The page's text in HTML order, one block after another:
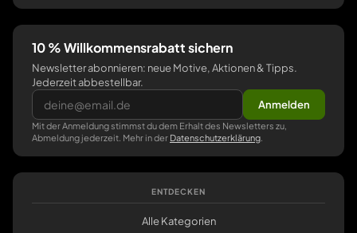
10 % Willkommensrabatt sichern
Newsletter abonnieren: neue Motive, Aktionen & Tipps.
Jederzeit abbestellbar.
Anmelden
Mit der Anmeldung stimmst du dem Erhalt des Newsletters zu,
Abmeldung jederzeit. Mehr in der Datenschutzerklärung
ENTDECKEN
Alle Kategorien